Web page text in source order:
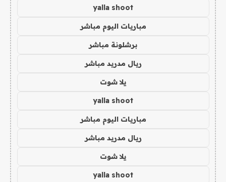
yalla shoot
مباريات اليوم مباشر
برشلونة مباشر
ريال مدريد مباشر
يلا شوت
yalla shoot
مباريات اليوم مباشر
ريال مدريد مباشر
يلا شوت
yalla shoot